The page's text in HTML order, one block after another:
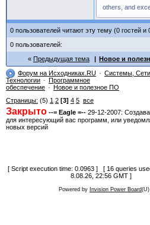
others, and
0 пользователей читают эту тему (0 гостей
0 пользователей:
Предыдущая тема
Новое и
Форум на Исходниках.RU
Системы, Сети,
Технологии
Программное
обеспечение
Новое и полезное ПО
Страницы: (5) 1 2 [3] 4 5 все
Закрыто --= Eagle =-- 29-12-2007:
для интересующий вас программ, или
новых версий
[ Script execution time: 0.0963 ] [ 16 queries
8.08.26, 22:56 GMT ]
Powered by Invision Power Board